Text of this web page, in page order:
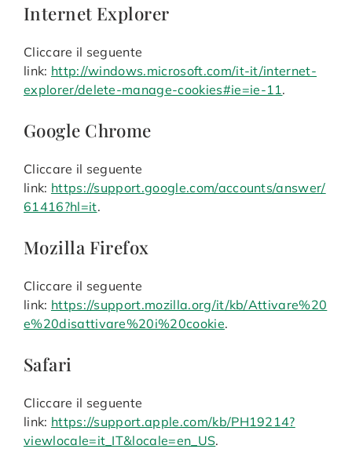
Internet Explorer
Cliccare il seguente
link: http://windows.microsoft.com/it-it/internet-
explorer/delete-manage-cookies#ie=ie-11.
Google Chrome
Cliccare il seguente
link: https://support.google.com/accounts/answer/
61416?hl=it.
Mozilla Firefox
Cliccare il seguente
link: https://support.mozilla.org/it/kb/Attivare%20
e%20disattivare%20i%20cookie.
Safari
Cliccare il seguente
link: https://support.apple.com/kb/PH19214?
viewlocale=it_IT&locale=en_US.